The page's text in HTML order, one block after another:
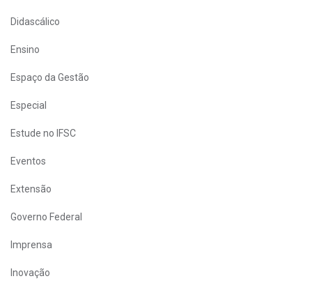
Didascálico
Ensino
Espaço da Gestão
Especial
Estude no IFSC
Eventos
Extensão
Governo Federal
Imprensa
Inovação